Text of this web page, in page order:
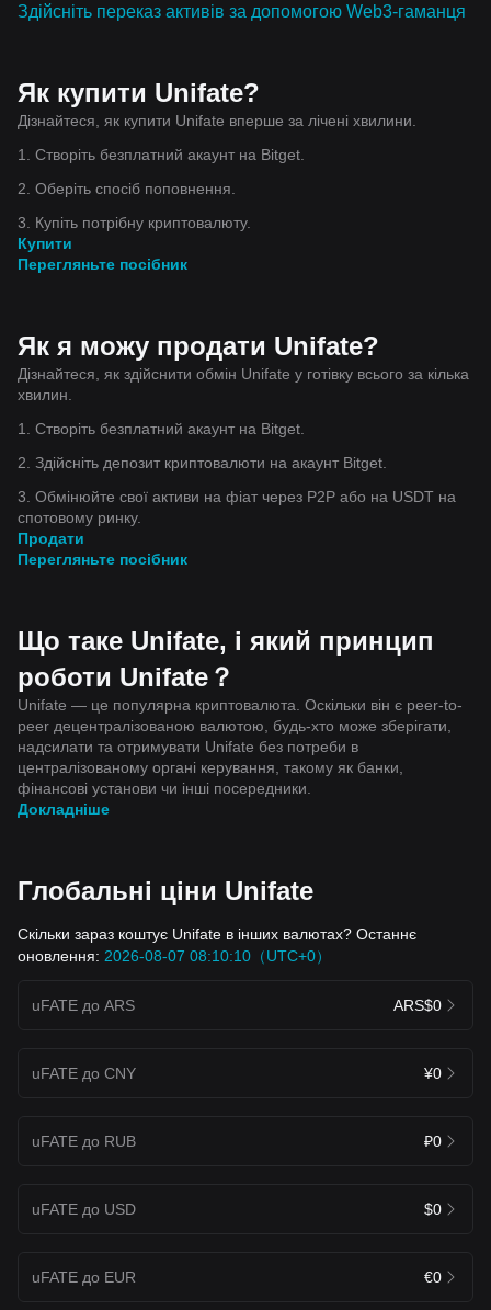
Здійсніть переказ активів за допомогою Web3-гаманця
Як купити Unifate?
Дізнайтеся, як купити Unifate вперше за лічені хвилини.
1. Створіть безплатний акаунт на Bitget.
2. Оберіть спосіб поповнення.
3. Купіть потрібну криптовалюту.
Купити
Перегляньте посібник
Як я можу продати Unifate?
Дізнайтеся, як здійснити обмін Unifate у готівку всього за кілька
хвилин.
1. Створіть безплатний акаунт на Bitget.
2. Здійсніть депозит криптовалюти на акаунт Bitget.
3. Обмінюйте свої активи на фіат через P2P або на USDT на
спотовому ринку.
Продати
Перегляньте посібник
Що таке Unifate, і який принцип
роботи Unifate？
Unifate — це популярна криптовалюта. Оскільки він є peer-to-
peer децентралізованою валютою, будь-хто може зберігати,
надсилати та отримувати Unifate без потреби в
централізованому органі керування, такому як банки,
фінансові установи чи інші посередники.
Докладніше
Глобальні ціни Unifate
Скільки зараз коштує Unifate в інших валютах? Останнє
оновлення: 2026-08-07 08:10:10（UTC+0）
uFATE до ARS ARS$0
uFATE до CNY ¥0
uFATE до RUB ₽0
uFATE до USD $0
uFATE до EUR €0